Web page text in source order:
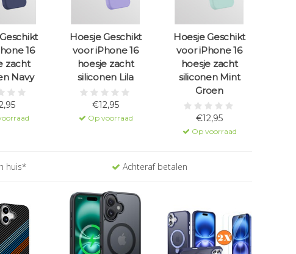
16
zacht
Navy
Hoesje Geschikt
voor iPhone 16
hoesje zacht
siliconen Lila
€12,95
Op voorraad
Hoesje Geschikt
voor iPhone 16
hoesje zacht
siliconen Mint
Groen
€12,95
Op voorraad
huis* Achteraf betalen